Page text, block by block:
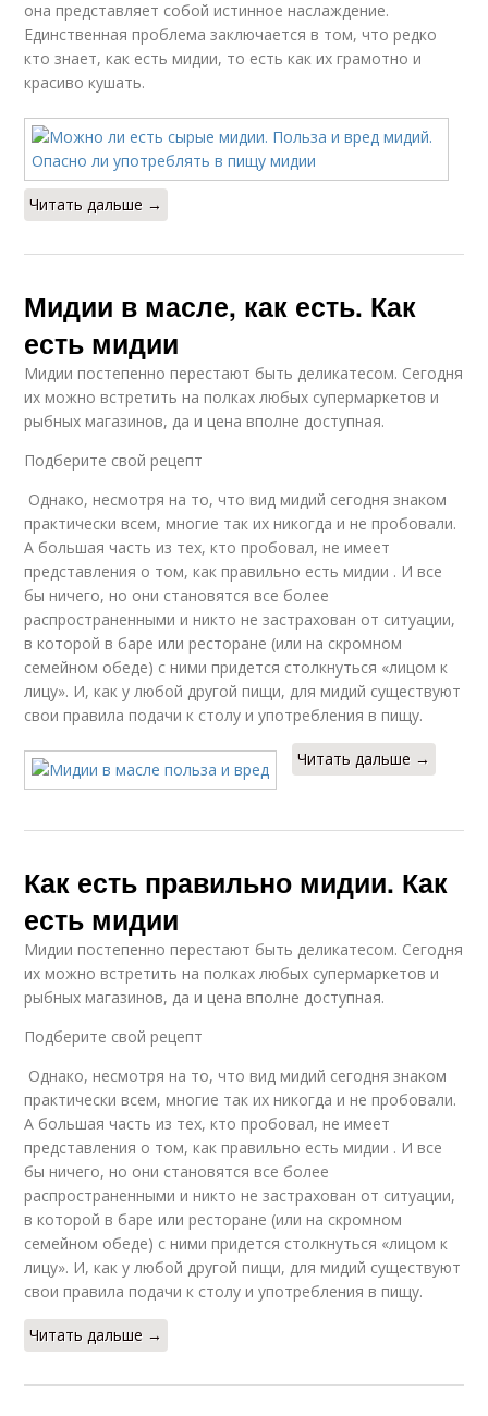
она представляет собой истинное наслаждение.
Единственная проблема заключается в том, что редко
кто знает, как есть мидии, то есть как их грамотно и
красиво кушать.
Читать дальше →
Мидии в масле, как есть. Как
есть мидии
Мидии постепенно перестают быть деликатесом. Сегодня
их можно встретить на полках любых супермаркетов и
рыбных магазинов, да и цена вполне доступная.
Подберите свой рецепт
Однако, несмотря на то, что вид мидий сегодня знаком
практически всем, многие так их никогда и не пробовали.
А большая часть из тех, кто пробовал, не имеет
представления о том, как правильно есть мидии . И все
бы ничего, но они становятся все более
распространенными и никто не застрахован от ситуации,
в которой в баре или ресторане (или на скромном
семейном обеде) с ними придется столкнуться «лицом к
лицу». И, как у любой другой пищи, для мидий существуют
свои правила подачи к столу и употребления в пищу.
Читать дальше →
Как есть правильно мидии. Как
есть мидии
Мидии постепенно перестают быть деликатесом. Сегодня
их можно встретить на полках любых супермаркетов и
рыбных магазинов, да и цена вполне доступная.
Подберите свой рецепт
Однако, несмотря на то, что вид мидий сегодня знаком
практически всем, многие так их никогда и не пробовали.
А большая часть из тех, кто пробовал, не имеет
представления о том, как правильно есть мидии . И все
бы ничего, но они становятся все более
распространенными и никто не застрахован от ситуации,
в которой в баре или ресторане (или на скромном
семейном обеде) с ними придется столкнуться «лицом к
лицу». И, как у любой другой пищи, для мидий существуют
свои правила подачи к столу и употребления в пищу.
Читать дальше →